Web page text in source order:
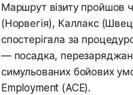
Маршрут візиту пройшов
(Норвегія), Каллакс
спостерігала за
— посадка,
симульованих бойових
Employment (ACE).